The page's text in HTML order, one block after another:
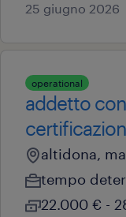
25 giugno 2026
operational
addetto
altidona,
tempo
22.000 € -